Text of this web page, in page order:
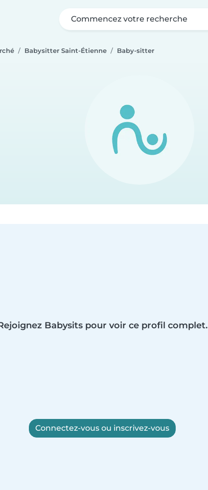
Commencez votre recherche
Babysitter Saint-Étienne Baby-sitter
Babysits pour voir ce profil complet.
Connectez-vous ou inscrivez-vous